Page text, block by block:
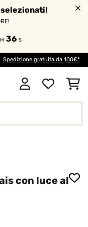
selezionati!
M 36 S
Spedizione gratuita da 100€*
con luce al